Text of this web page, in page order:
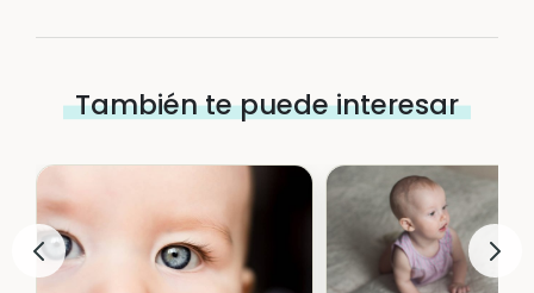
También te puede interesar